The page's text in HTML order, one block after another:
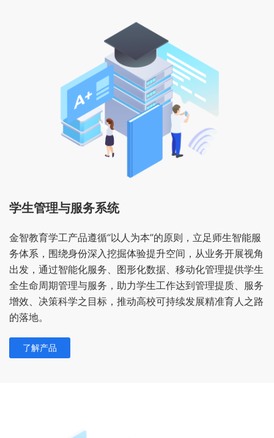
学生管理与服务系统
金智教育学工产品遵循“以人为本”的原则，立足师生智能服
务体系，围绕身份深入挖掘体验提升空间，从业务开展视角
出发，通过智能化服务、图形化数据、移动化管理提供学生
全生命周期管理与服务，助力学生工作达到管理提质、服务
增效、决策科学之目标，推动高校可持续发展精准育人之路
的落地。
了解产品